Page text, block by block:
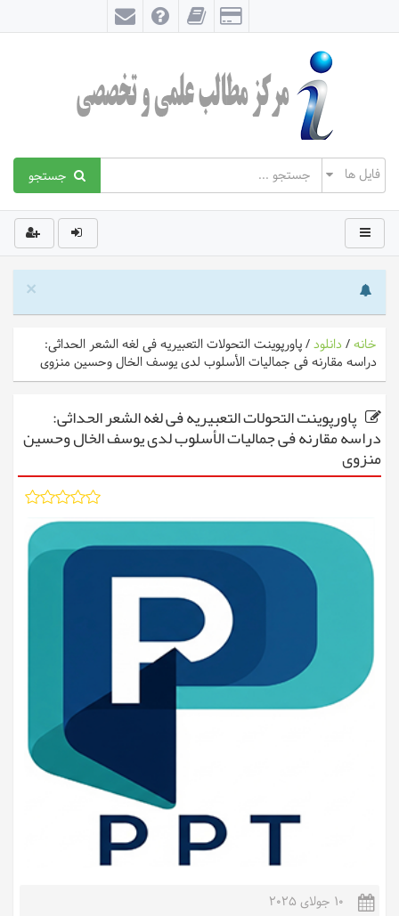
جستجو
×
خانه/ دانلود/پاورپوینت التحولات التعبیریه فی لغه الشعر الحداثی:
دراسه مقارنه فی جمالیات الأسلوب لدى یوسف الخال وحسین منزوی
پاورپوینت التحولات التعبیریه فی لغه الشعر الحداثی:
دراسه مقارنه فی جمالیات الأسلوب لدى یوسف الخال وحسین
منزوی
10 جولای 2025